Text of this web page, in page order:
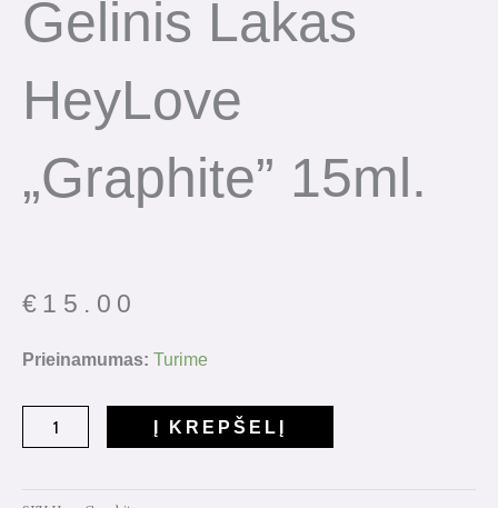
Gelinis Lakas
HeyLove
„Graphite” 15ml.
€ 15.00
Prieinamumas: Turime
produkto
lakas
"Graphite"
Į KREPŠELĮ